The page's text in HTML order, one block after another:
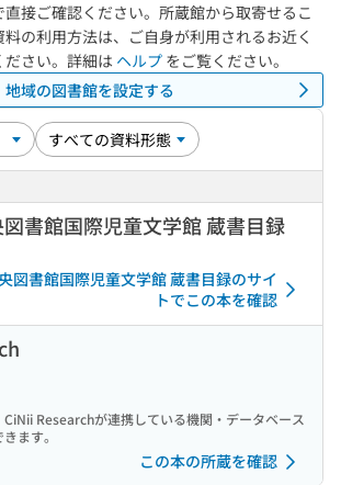
直接ご確認ください。所蔵館から取寄せるこ
の利用方法は、ご自身が利用されるお近く
さい。詳細は ヘルプ をご覧ください。
地域の図書館を設定する
書館国際児童文学館 蔵書目録
図書館国際児童文学館 蔵書目録のサイ
トでこの本を確認
Researchが連携している機関・データベース
ます。
この本の所蔵を確認